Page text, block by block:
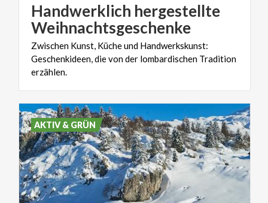
Handwerklich hergestellte
Weihnachtsgeschenke
Zwischen Kunst, Küche und Handwerkskunst:
Geschenkideen, die von der lombardischen Tradition
erzählen.
AKTIV & GRÜN